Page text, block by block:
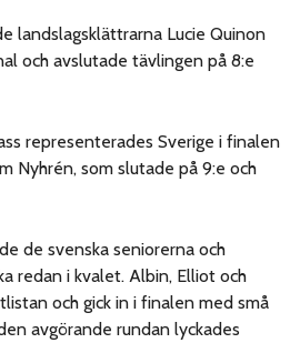
landslagsklättrarna Lucie Quinon
och avslutade tävlingen på 8:e
representerades Sverige i finalen
Nyhrén, som slutade på 9:e och
de svenska seniorerna och
redan i kvalet. Albin, Elliot och
och gick in i finalen med små
avgörande rundan lyckades